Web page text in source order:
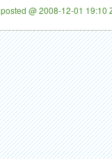
posted @ 2008-12-01 19:10